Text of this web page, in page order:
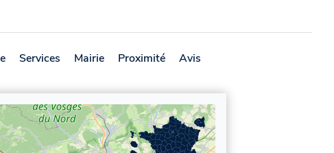
Services Mairie Proximité Avis